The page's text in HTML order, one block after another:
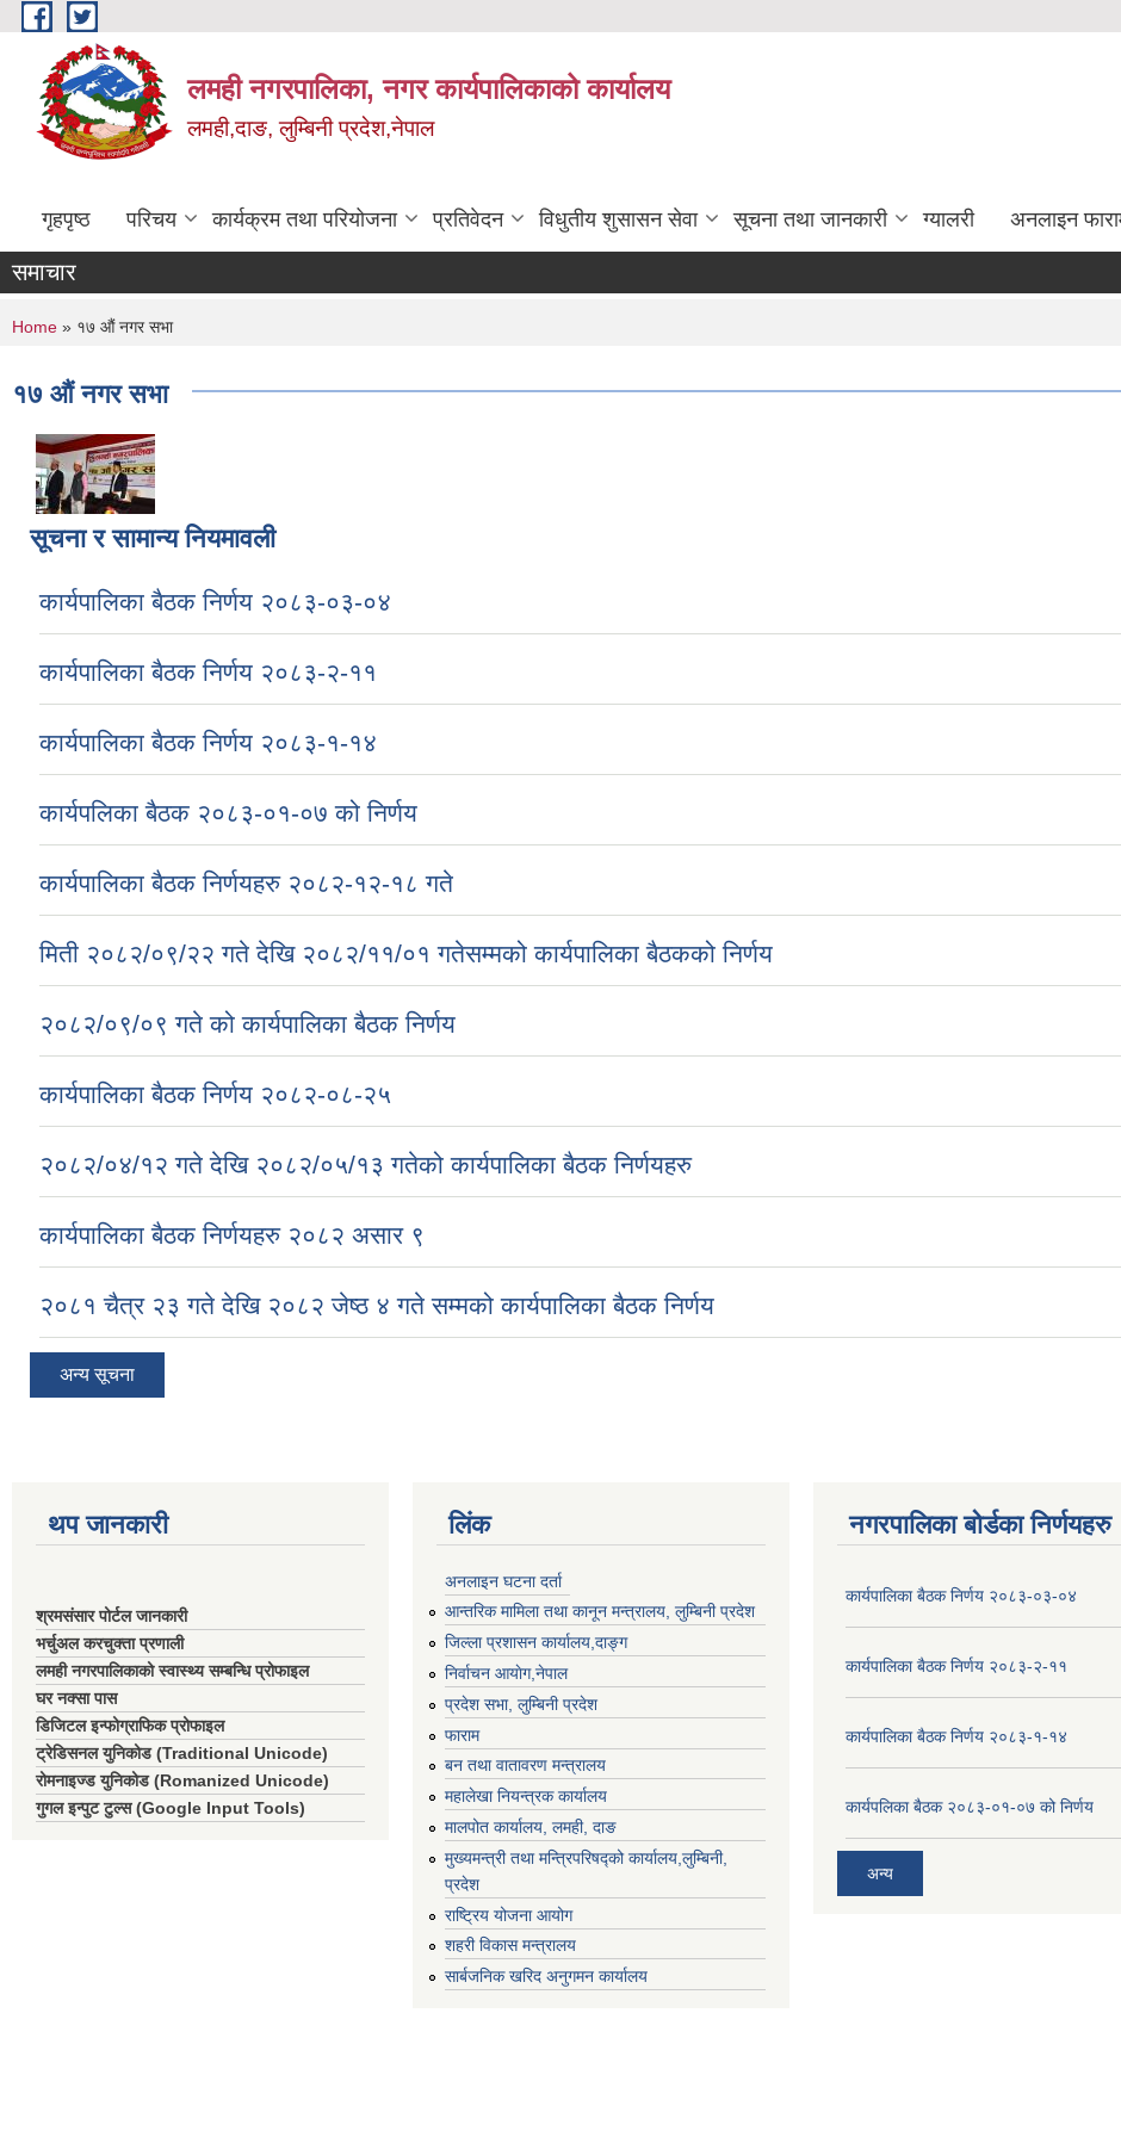
Skip to main content
लमही नगरपालिका, नगर कार्यपालिकाको कार्यालय
लमही,दाङ, लुम्बिनी प्रदेश,नेपाल
गृहपृष्ठ परिचय कार्यक्रम तथा परियोजना प्रतिवेदन विधुतीय शुसासन सेवा सूचना तथा जानकारी ग्यालरी अनलाइन
समाचार
You are here
Home » १७ औं नगर सभा
१७ औं नगर सभा
सूचना र सामान्य नियमावली
कार्यपालिका बैठक निर्णय २०८३-०३-०४
कार्यपालिका बैठक निर्णय २०८३-२-११
कार्यपालिका बैठक निर्णय २०८३-१-१४
कार्यपलिका बैठक २०८३-०१-०७ को निर्णय
कार्यपालिका बैठक निर्णयहरु २०८२-१२-१८ गते
मिती २०८२/०९/२२ गते देखि २०८२/११/०१ गतेसम्मको कार्यपालिका बैठकको निर्णय
२०८२/०९/०९ गते को कार्यपालिका बैठक निर्णय
कार्यपालिका बैठक निर्णय २०८२-०८-२५
२०८२/०४/१२ गते देखि २०८२/०५/१३ गतेको कार्यपालिका बैठक निर्णयहरु
कार्यपालिका बैठक निर्णयहरु २०८२ असार ९
२०८१ चैत्र २३ गते देखि २०८२ जेष्ठ ४ गते सम्मको कार्यपालिका बैठक निर्णय
अन्य सूचना
थप जानकारी
श्रमसंसार पोर्टल जानकारी
भर्चुअल करचुक्ता प्रणाली
लमही नगरपालिकाको स्वास्थ्य सम्बन्धि प्रोफाइल
घर नक्सा पास
डिजिटल इन्फोग्राफिक प्रोफाइल
ट्रेडिसनल युनिकोड (Traditional Unicode)
रोमनाइज्ड युनिकोड (Romanized Unicode)
गुगल इन्पुट टुल्स (Google Input Tools)
लिंक
अनलाइन घटना दर्ता
आन्तरिक मामिला तथा कानून मन्त्रालय, लुम्बिनी प्रदेश
जिल्ला प्रशासन कार्यालय,दाङ्ग
निर्वाचन आयाेग,नेपाल
प्रदेश सभा, लुम्बिनी प्रदेश
फाराम
बन तथा वातावरण मन्त्रालय
महालेखा नियन्त्रक कार्यालय
मालपोत कार्यालय, लमही, दाङ
मुख्यमन्त्री तथा मन्त्रिपरिषद्को कार्यालय,लुम्बिनी,
प्रदेश
राष्ट्रिय योजना आयोग
शहरी विकास मन्त्रालय
सार्बजनिक खरिद अनुगमन कार्यालय
नगरपालिका बोर्डका निर्णयहरु
कार्यपालिका बैठक निर्णय २०८३-०३-०४
कार्यपालिका बैठक निर्णय २०८३-२-११
कार्यपालिका बैठक निर्णय २०८३-१-१४
कार्यपलिका बैठक २०८३-०१-०७ को निर्णय
अन्य